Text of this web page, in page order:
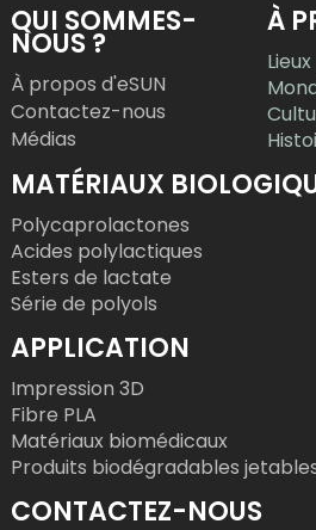
QUI SOMMES-
NOUS ?
À propos d'eSUN
Contactez-nous
Médias
À
Lieux
MATÉRIAUX
Polycaprolactones
Acides polylactiques
Esters de lactate
Série de polyols
APPLICATION
Impression 3D
Fibre PLA
Matériaux biomédicaux
Produits biodégradables
CONTACTEZ-NOUS